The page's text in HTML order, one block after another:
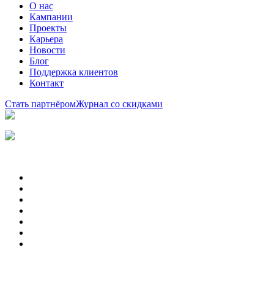
О нас
Кампании
Проекты
Карьера
Новости
Блог
Поддержка клиентов
Контакт
Стать партнёромЖурнал со скидками